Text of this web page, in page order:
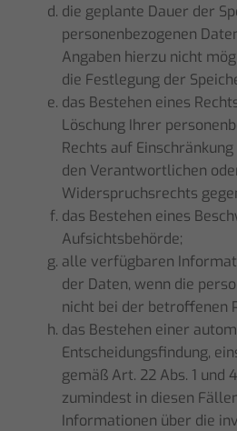
die geplante Dauer der
personenbezogenen
Angaben hierzu nicht
die Festlegung der
das Bestehen eines
Löschung Ihrer
Rechts auf
den Verantwortlichen
Widerspruchsrechts
das Bestehen eines
Aufsichtsbehörde;
alle verfügbaren
der Daten, wenn die
nicht bei der betroffenen
das Bestehen einer
Entscheidungsfindung,
gemäß Art. 22 Abs. 1 und
zumindest in diesen
Informationen über die